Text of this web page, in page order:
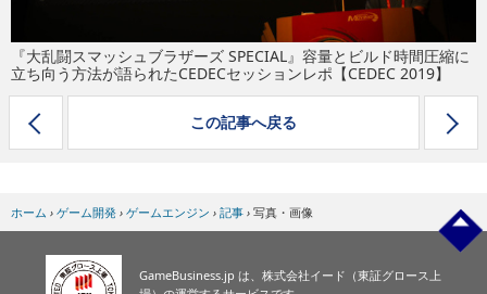
『大乱闘スマッシュブラザーズ SPECIAL』容量とビルド時間圧縮に
立ち向う方法が語られたCEDECセッションレポ【CEDEC 2019】
この記事へ戻る
ホーム › ゲーム開発 › ゲームエンジン › 記事 › 写真・画像
GameBusiness.jp は、株式会社イード（東証グロース上